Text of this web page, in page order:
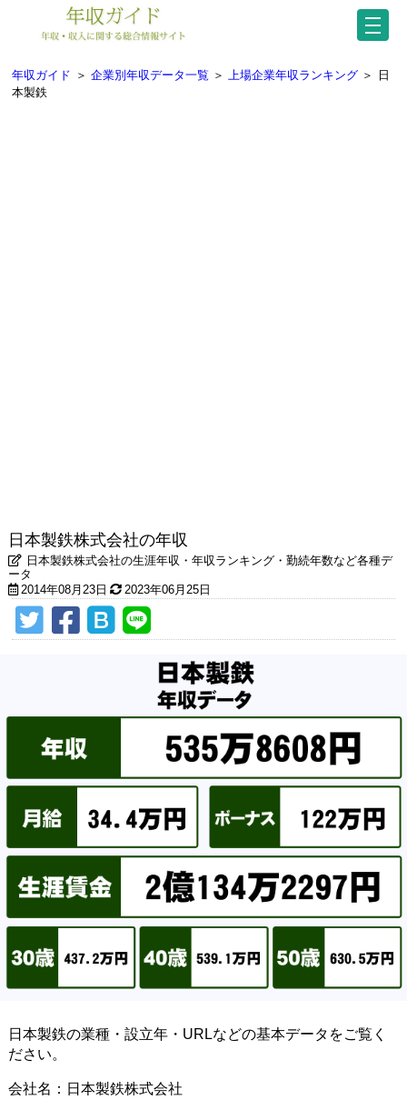
年収ガイド ＞ 企業別年収データ一覧 ＞ 上場企業年収ランキング ＞
日
本製鉄
日本製鉄株式会社の年収
日本製鉄株式会社の生涯年収・年収ランキング・勤続年数など各種デ
ータ
2014年08月23日
2023年06月25日
日本製鉄の業種・設立年・URLなどの基本データをご覧く
ださい。
会社名：日本製鉄株式会社